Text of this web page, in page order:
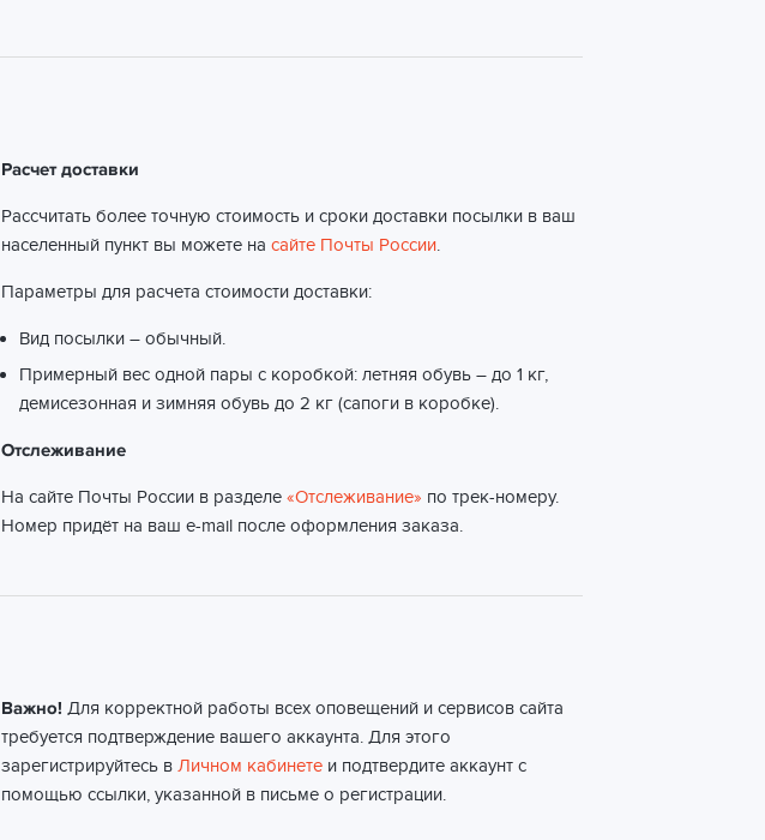
Расчет доставки
Рассчитать более точную стоимость и сроки доставки посылки в ваш
населенный пункт вы можете на сайте Почты России
Параметры для расчета стоимости доставки:
Вид посылки – обычный.
Примерный вес одной пары с коробкой: летняя обувь – до 1 кг,
демисезонная и зимняя обувь до 2 кг (сапоги в коробке).
Отслеживание
На сайте Почты России в разделе «Отслеживание» по трек-номеру.
Номер придёт на ваш e-mail после оформления заказа.
Важно! Для корректной работы всех оповещений и сервисов сайта
требуется подтверждение вашего аккаунта. Для этого
зарегистрируйтесь в Личном кабинете и подтвердите аккаунт с
помощью ссылки, указанной в письме о регистрации.